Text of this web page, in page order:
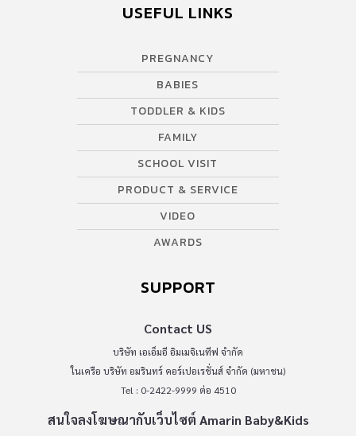
USEFUL LINKS
PREGNANCY
BABIES
TODDLER & KIDS
FAMILY
SCHOOL VISIT
PRODUCT & SERVICE
VIDEO
AWARDS
SUPPORT
Contact US
บริษัท เอเอ็มอี อิมเมจิเนทีฟ จำกัด
ในเครือ บริษัท อมรินทร์ คอร์เปอเรชั่นส์ จำกัด (มหาชน)
Tel : 0-2422-9999 ต่อ 4510
สนใจลงโฆษณากับเว็บไซต์ Amarin Baby&Kids